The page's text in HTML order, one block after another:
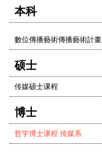
本科
數位傳播藝術傳播藝術計畫
硕士
传媒硕士课程
博士
哲学博士课程 传媒系